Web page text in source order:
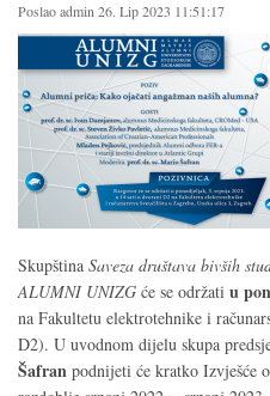
Poslaoadmin26. Lip 2023 11:51:17
Skupština Saveza društava bivših
ALUMNI UNIZG će se održati u
na Fakultetu elektrotehnike i
D2). U uvodnom dijelu skupa
Šafran podnijeti će kratko Izvješće